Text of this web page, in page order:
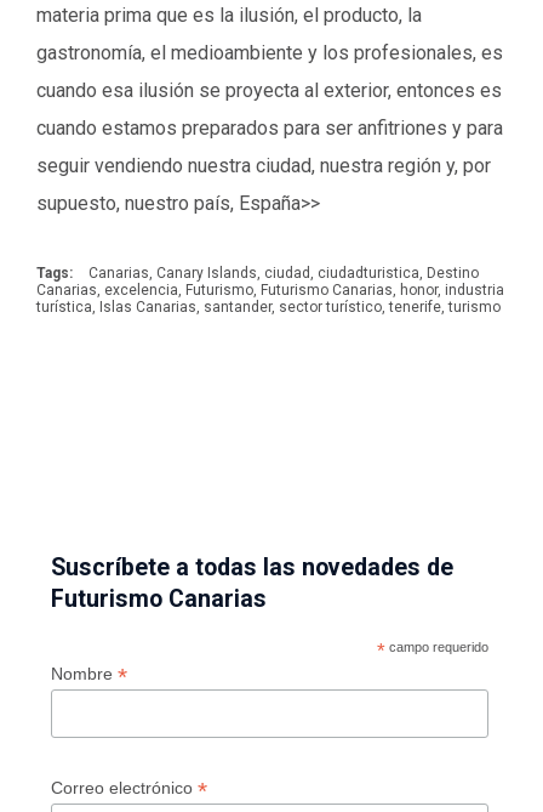
materia prima que es la ilusión, el producto, la
gastronomía, el medioambiente y los profesionales, es
cuando esa ilusión se proyecta al exterior, entonces es
cuando estamos preparados para ser anfitriones y para
seguir vendiendo nuestra ciudad, nuestra región y, por
supuesto, nuestro país, España>>
Tags: Canarias, Canary Islands, ciudad , ciudadturistica, Destino
Canarias, excelencia, Futurismo, Futurismo Canarias, honor, industria
turística, Islas Canarias, santander, sector turístico,tenerife,turismo
Suscríbete a todas las novedades de
Futurismo Canarias
*campo requerido
Nombre *
Correo electrónico *